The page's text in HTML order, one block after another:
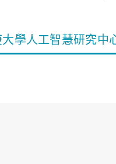
學人工智慧研究中